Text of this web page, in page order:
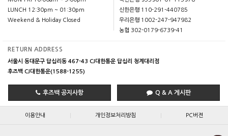
LUNCH 12:30pm ~ 01:30pm
Weekend & Holiday Closed
신한은행 110-291-440785
우리은행 1002-247-947982
농협 302-0179-6739-41
RETURN ADDRESS
서울시 동대문구 답십리동 467-43 CJ대한통운 답십리 청계대리점
후즈백 CJ대한통운(1588-1255)
후즈백 공지사항 Q & A 게시판
이용안내 개인정보처리방침 PC버젼